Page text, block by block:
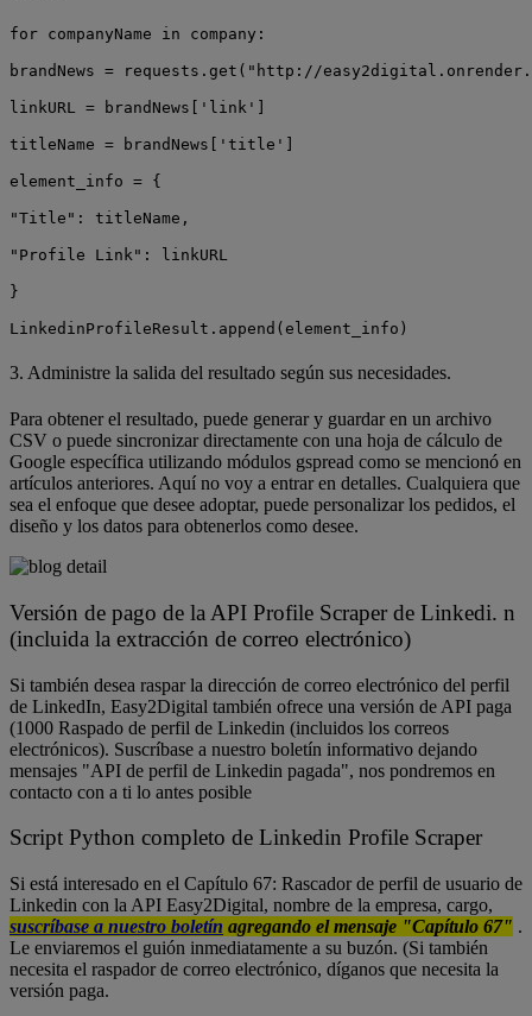
for companyName in company:
brandNews = requests.get("http://
linkURL = brandNews['link']
titleName = brandNews['title']
element_info = {
"Title": titleName,
"Profile Link": linkURL
}
LinkedinProfileResult.append(element_info)
3. Administre la salida del resultado según sus necesidades.
Para obtener el resultado, puede generar y guardar en un archivo
CSV o puede sincronizar directamente con una hoja de cálculo de
Google específica utilizando módulos gspread como se mencionó en
artículos anteriores. Aquí no voy a entrar en detalles. Cualquiera que
sea el enfoque que desee adoptar, puede personalizar los pedidos, el
diseño y los datos para obtenerlos como desee.
Versión de pago de la API Profile Scraper de Linkedi. n
(incluida la extracción de correo electrónico)
Si también desea raspar la dirección de correo electrónico del perfil
de LinkedIn, Easy2Digital también ofrece una versión de API paga
(1000 Raspado de perfil de Linkedin (incluidos los correos
electrónicos). Suscríbase a nuestro boletín informativo dejando
mensajes "API de perfil de Linkedin pagada", nos pondremos en
contacto con a ti lo antes posible
Script Python completo de Linkedin Profile Scraper
Si está interesado en el Capítulo 67: Rascador de perfil de usuario de
Linkedin con la API Easy2Digital, nombre de la empresa, cargo,
suscríbase a nuestro boletín agregando el mensaje "Capítulo 67" .
Le enviaremos el guión inmediatamente a su buzón. (Si también
necesita el raspador de correo electrónico, díganos que necesita la
versión paga.